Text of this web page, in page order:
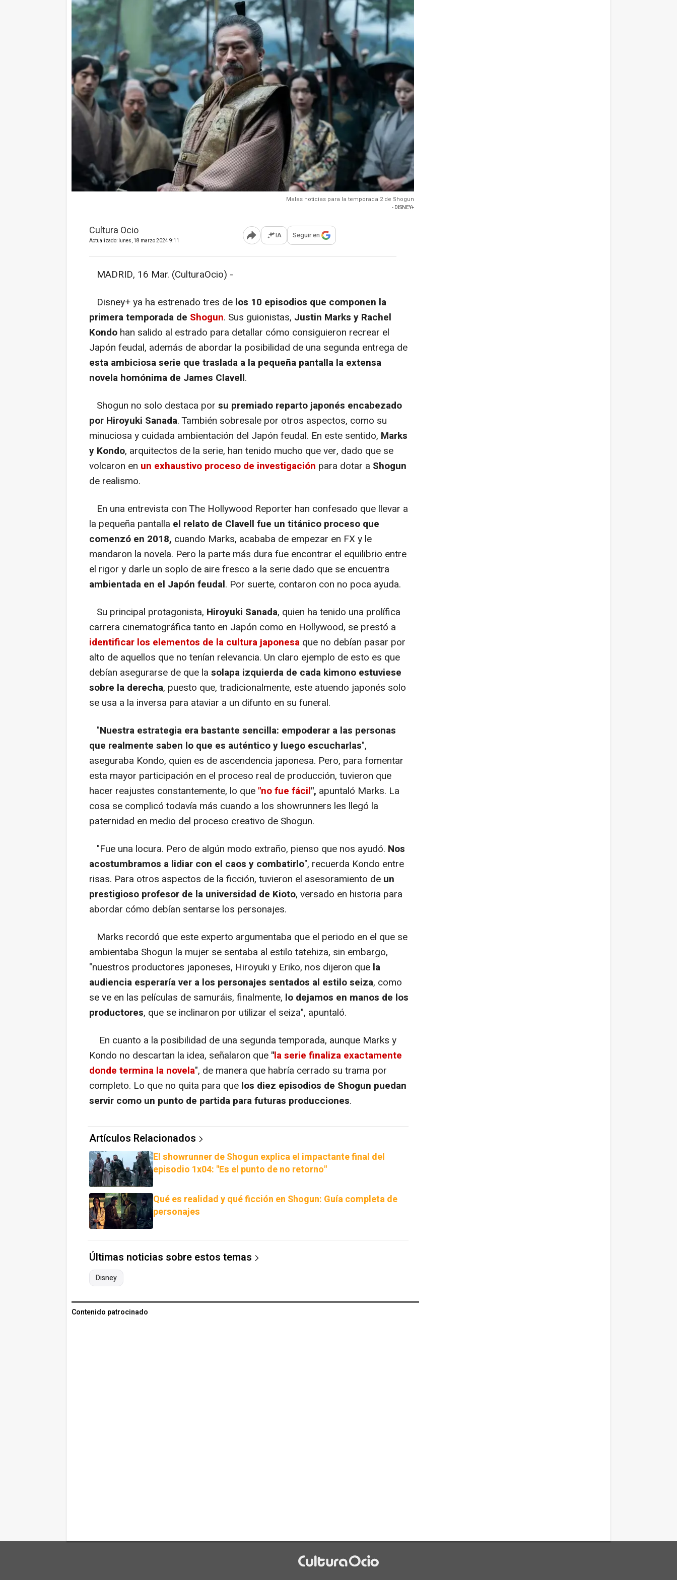
Malas noticias para la temporada 2 de Shogun
- DISNEY+
Cultura Ocio
Actualizado: lunes, 18 marzo 2024 9:11 Abrir opciones para compartir
IA Seguir en
MADRID, 16 Mar. (CulturaOcio) -
Disney+ ya ha estrenado tres de los 10 episodios que componen la
primera temporada de Shogun. Sus guionistas, Justin Marks y Rachel
Kondo han salido al estrado para detallar cómo consiguieron recrear el
Japón feudal, además de abordar la posibilidad de una segunda entrega de
esta ambiciosa serie que traslada a la pequeña pantalla la extensa
novela homónima de James Clavell.
Shogun no solo destaca por su premiado reparto japonés encabezado
por Hiroyuki Sanada. También sobresale por otros aspectos, como su
minuciosa y cuidada ambientación del Japón feudal. En este sentido, Marks
y Kondo, arquitectos de la serie, han tenido mucho que ver, dado que se
volcaron en un exhaustivo proceso de investigación para dotar a Shogun
de realismo.
En una entrevista con The Hollywood Reporter han confesado que llevar a
la pequeña pantalla el relato de Clavell fue un titánico proceso que
comenzó en 2018, cuando Marks, acababa de empezar en FX y le
mandaron la novela. Pero la parte más dura fue encontrar el equilibrio entre
el rigor y darle un soplo de aire fresco a la serie dado que se encuentra
ambientada en el Japón feudal. Por suerte, contaron con no poca ayuda.
Su principal protagonista, Hiroyuki Sanada, quien ha tenido una prolífica
carrera cinematográfica tanto en Japón como en Hollywood, se prestó a
identificar los elementos de la cultura japonesa que no debían pasar por
alto de aquellos que no tenían relevancia. Un claro ejemplo de esto es que
debían asegurarse de que la solapa izquierda de cada kimono estuviese
sobre la derecha, puesto que, tradicionalmente, este atuendo japonés solo
se usa a la inversa para ataviar a un difunto en su funeral.
"Nuestra estrategia era bastante sencilla: empoderar a las personas
que realmente saben lo que es auténtico y luego escucharlas",
aseguraba Kondo, quien es de ascendencia japonesa. Pero, para fomentar
esta mayor participación en el proceso real de producción, tuvieron que
hacer reajustes constantemente, lo que "no fue fácil", apuntaló Marks. La
cosa se complicó todavía más cuando a los showrunners les llegó la
paternidad en medio del proceso creativo de Shogun.
"Fue una locura. Pero de algún modo extraño, pienso que nos ayudó. Nos
acostumbramos a lidiar con el caos y combatirlo", recuerda Kondo entre
risas. Para otros aspectos de la ficción, tuvieron el asesoramiento de un
prestigioso profesor de la universidad de Kioto, versado en historia para
abordar cómo debían sentarse los personajes.
Marks recordó que este experto argumentaba que el periodo en el que se
ambientaba Shogun la mujer se sentaba al estilo tatehiza, sin embargo,
"nuestros productores japoneses, Hiroyuki y Eriko, nos dijeron que la
audiencia esperaría ver a los personajes sentados al estilo seiza, como
se ve en las películas de samuráis, finalmente, lo dejamos en manos de los
productores, que se inclinaron por utilizar el seiza", apuntaló.
En cuanto a la posibilidad de una segunda temporada, aunque Marks y
Kondo no descartan la idea, señalaron que "la serie finaliza exactamente
donde termina la novela", de manera que habría cerrado su trama por
completo. Lo que no quita para que los diez episodios de Shogun puedan
servir como un punto de partida para futuras producciones.
Artículos Relacionados
El showrunner de Shogun explica el impactante final del
episodio 1x04: "Es el punto de no retorno"
Qué es realidad y qué ficción en Shogun: Guía completa de
personajes
Últimas noticias sobre estos temas
Disney
Contenido patrocinado